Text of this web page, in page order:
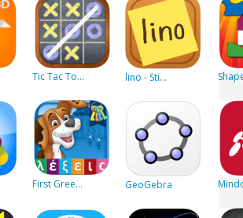
Tic Tac To... lino - Sti...
First Gree... GeoGebra